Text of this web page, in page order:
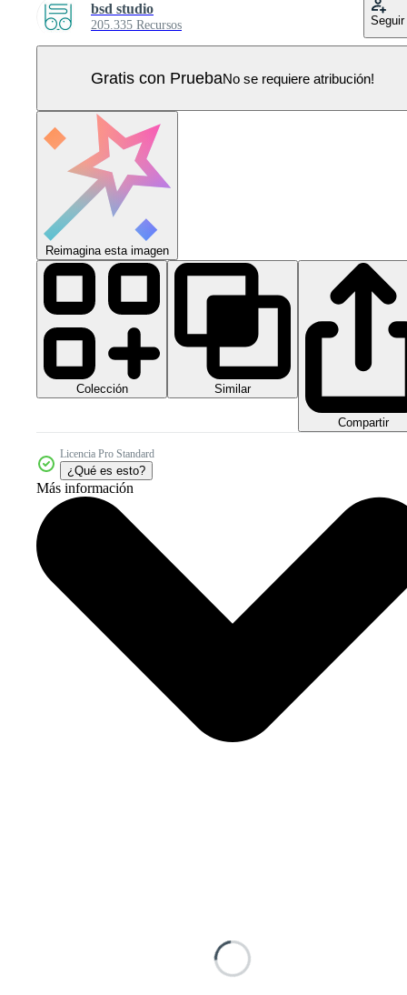
bsd studio
205.335 Recursos Seguir
Gratis con PruebaNo se requiere atribución!
Reimagina esta imagen
Colección Similar
Compartir
Licencia Pro Standard
¿Qué es esto?
Más información